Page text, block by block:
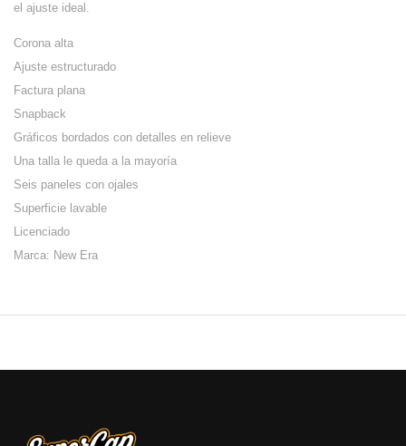
el ajuste ideal.
Corona alta
Ajuste estructurado
Factura plana
Snapback
Gráficos bordados con detalles en relieve
Una talla le queda a la mayoría
Seis paneles con ojales
Superficie lavable
Licenciado
Marca: New Era